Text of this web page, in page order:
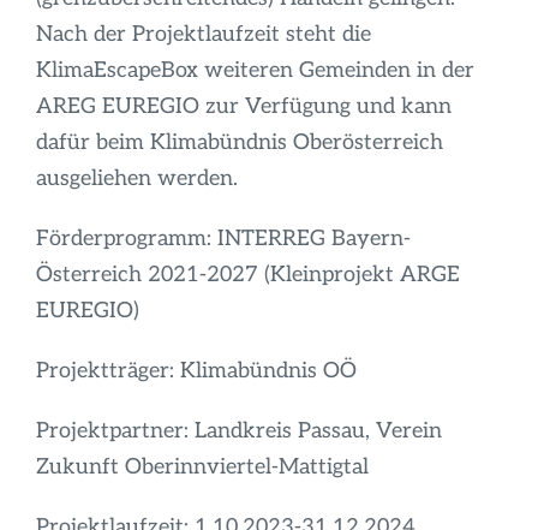
Nach der Projektlaufzeit steht die
KlimaEscapeBox weiteren Gemeinden in der
AREG EUREGIO zur Verfügung und kann
dafür beim Klimabündnis Oberösterreich
ausgeliehen werden.
Förderprogramm: INTERREG Bayern-
Österreich 2021-2027 (Kleinprojekt ARGE
EUREGIO)
Projektträger: Klimabündnis OÖ
Projektpartner: Landkreis Passau, Verein
Zukunft Oberinnviertel-Mattigtal